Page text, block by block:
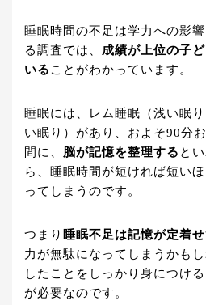
睡眠時間の不足は学力への影
る調査では、 成績が上位の子
いる ことがわかっています。
睡眠には、レム睡眠（浅い眠
い眠り）があり、およそ90分
間に、 脳が記憶を整理する と
ら、睡眠時間が短ければ短い
ってしまうのです。
つまり 睡眠不足は記憶が定着
力が無駄になってしまうかも
したことをしっかり身につけ
が必要なのです。